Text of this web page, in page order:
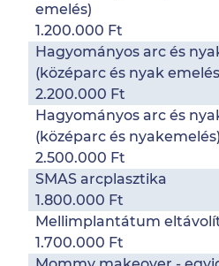
emelés)
1.200.000 Ft
Hagyományos arc és
(középarc és nyak
2.200.000 Ft
Hagyományos arc és
(középarc és
2.500.000 Ft
SMAS arcplasztika
1.800.000 Ft
Mellimplantátum
1.700.000 Ft